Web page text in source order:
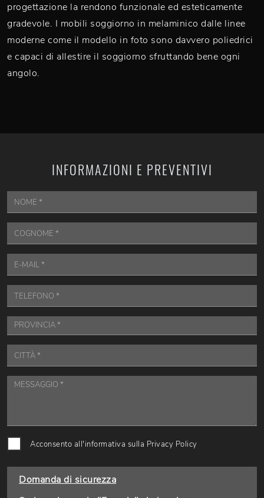
progettazione la rendono funzionale ed esteticamente
gradevole. I mobili soggiorno in melaminico dalle linee
moderne come il modello in foto sono davvero poliedrici
e capaci di allestire il soggiorno sfruttando bene ogni
angolo.
INFORMAZIONI E PREVENTIVI
Acconsento all'informativa sulla Privacy Policy
Domanda di sicurezza